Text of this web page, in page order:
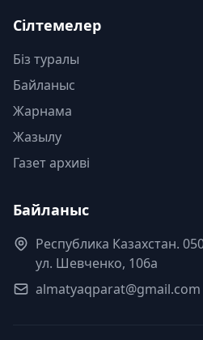
Сілтемелер
Біз туралы
Байланыс
Жарнама
Жазылу
Газет архиві
Байланыс
Республика Казахстан.
ул. Шевченко, 106а
almatyaqparat@gmail.com